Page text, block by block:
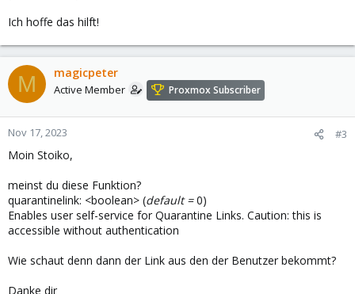
Ich hoffe das hilft!
M magicpeter
Active Member Proxmox Subscriber
Nov 17, 2023 #3
Moin Stoiko,
meinst du diese Funktion?
quarantinelink: <boolean> (default =0)
Enables user self-service for Quarantine Links. Caution: this is
accessible without authentication
Wie schaut denn dann der Link aus den der Benutzer bekommt?
Danke dir